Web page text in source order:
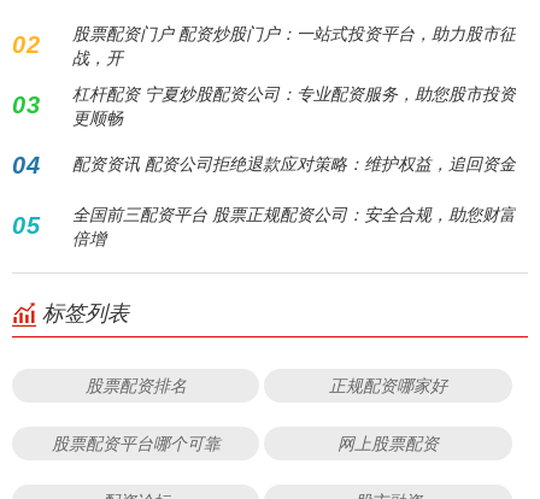
02
股票配资门户 配资炒股门户：一站式投资平台，助力股市征
战，开
03
杠杆配资 宁夏炒股配资公司：专业配资服务，助您股市投资
更顺畅
04 配资资讯 配资公司拒绝退款应对策略：维护权益，追回资金
05
全国前三配资平台 股票正规配资公司：安全合规，助您财富
倍增
标签列表
股票配资排名 正规配资哪家好
股票配资平台哪个可靠 网上股票配资